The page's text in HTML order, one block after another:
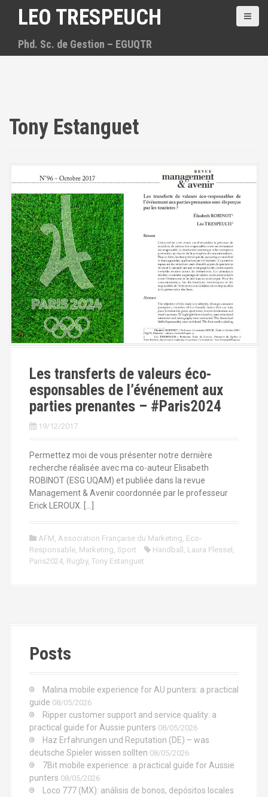
r
LEO TRESPEUCH
Phd. Sc. de Gestion – EGUQTR
Tony Estanguet
Les transferts de valeurs éco-
esponsables de l’événement aux
parties prenantes – #Paris2024
19/12/2017
Permettez moi de vous présenter notre dernière
recherche réalisée avec ma co-auteur Elisabeth
ROBINOT (ESG UQAM) et publiée dans la revue
Management & Avenir coordonnée par le professeur
Erick LEROUX. […]
AFM Association Française du Marketing Eco-
Responsable Marketing Sport Handball Laura Flessel
Paris2024 Rugby, Tony Estanguet
Posts
Malina mobile experience for AU punters: a practical
guide 08/05/2026
Ripper customer support and service quality: a
practical guide for Aussie punters 08/05/2026
Haz Erfahrungen und Reputation (DE) – was
deutsche Spieler wissen sollten 08/05/2026
7Bit mobile experience: a practical guide for Aussie
punters 08/05/2026
Loco 777 (MX): análisis de bonos, depósitos locales